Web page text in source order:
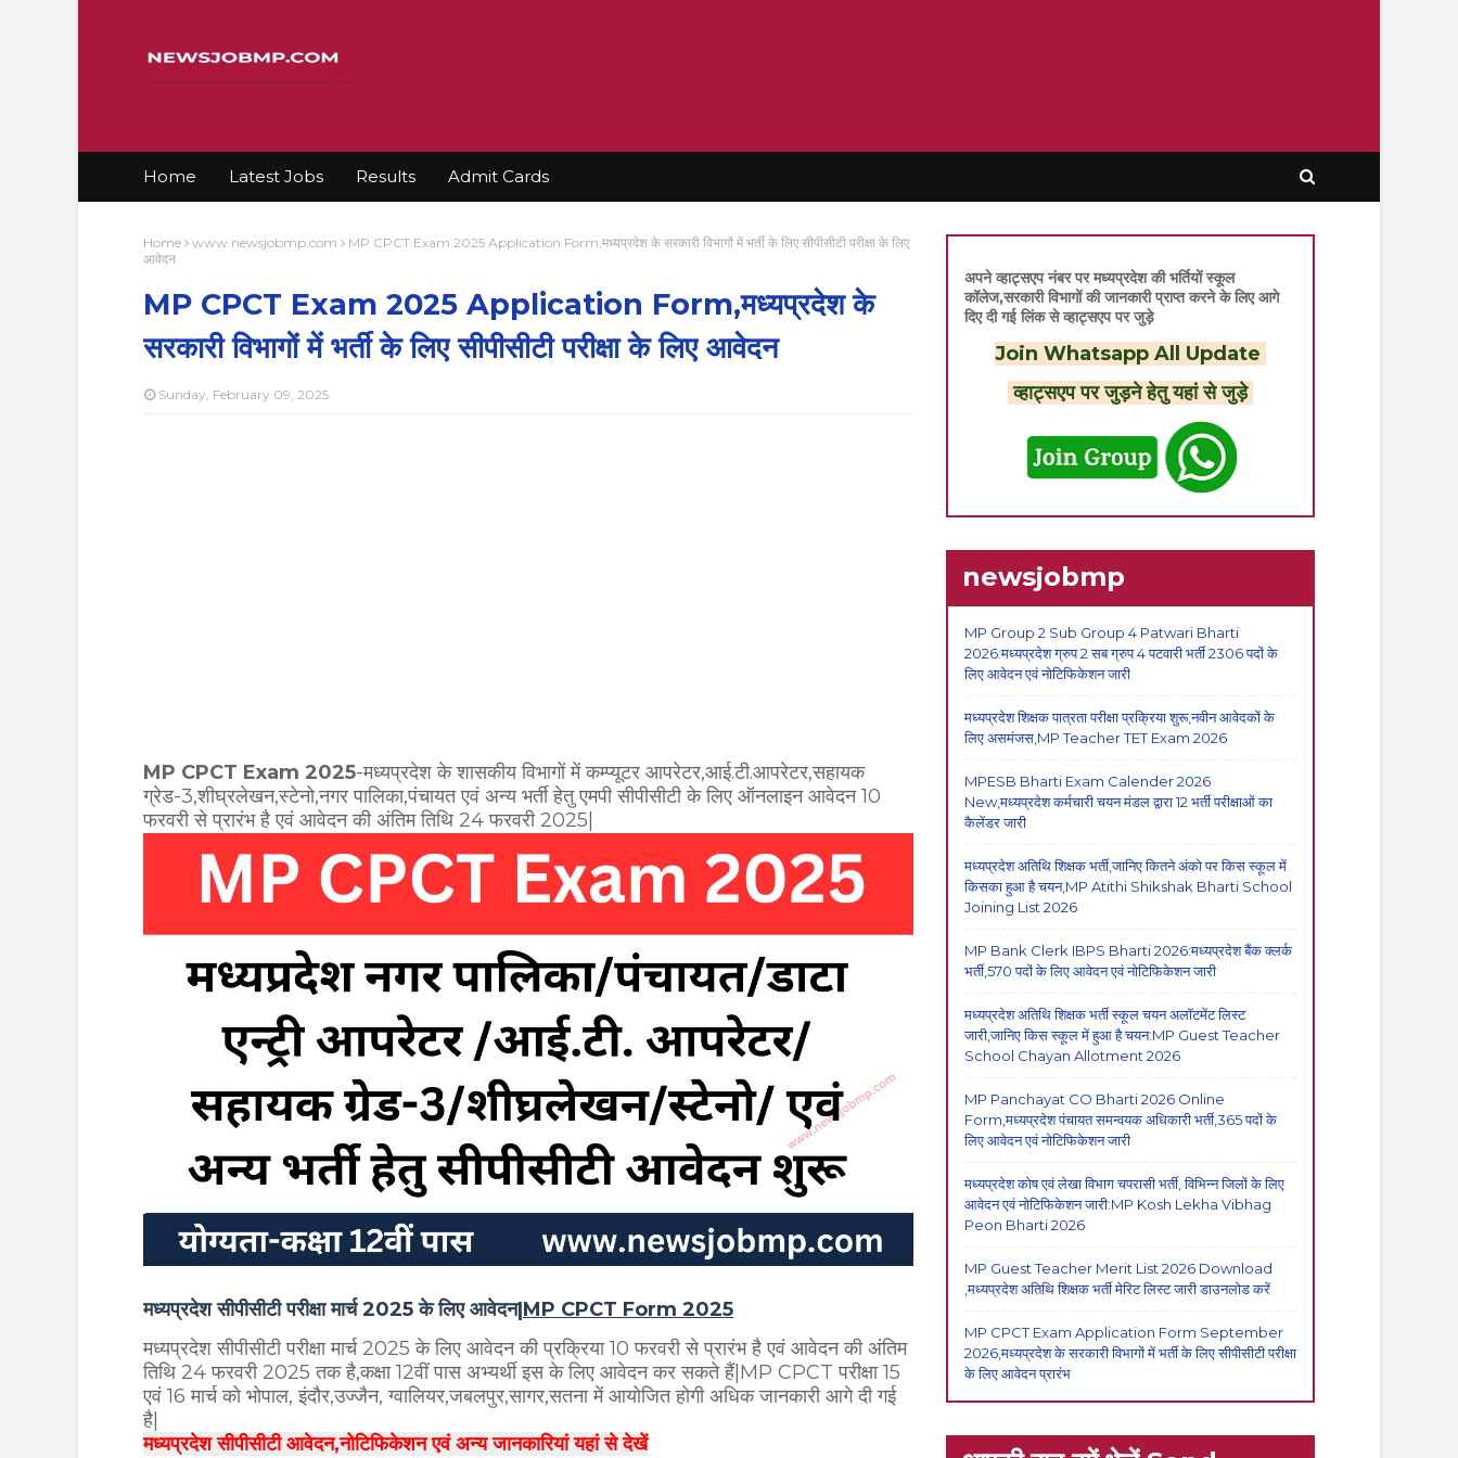
Home Latest Jobs Results Admit Cards
Home www.newsjobmp.com
MP CPCT Exam 2025 Application Form,मध्यप्रदेश के सरकारी विभागों में भर्ती के लिए सीपीसीटी परीक्षा के लिए
आवेदन
MP CPCT Exam 2025 Application Form,मध्यप्रदेश के
सरकारी विभागों में भर्ती के लिए सीपीसीटी परीक्षा के लिए आवेदन
Sunday, February 09, 2025
MP CPCT Exam 2025-मध्यप्रदेश के शासकीय विभागों में कम्प्यूटर आपरेटर,आई.टी.आपरेटर,सहायक
ग्रेड-3,शीघ्रलेखन,स्टेनो,नगर पालिका,पंचायत एवं अन्य भर्ती हेतु एमपी सीपीसीटी के लिए ऑनलाइन आवेदन 10
फरवरी से प्रारंभ है एवं आवेदन की अंतिम तिथि 24 फरवरी 2025|
मध्यप्रदेश सीपीसीटी परीक्षा मार्च 2025 के लिए आवेदन|MP CPCT Form 2025
मध्यप्रदेश सीपीसीटी परीक्षा मार्च 2025 के लिए आवेदन की प्रक्रिया 10 फरवरी से प्रारंभ है एवं आवेदन की अंतिम
तिथि 24 फरवरी 2025 तक है,कक्षा 12वीं पास अभ्यर्थी इस के लिए आवेदन कर सकते हैं|MP CPCT परीक्षा 15
एवं 16 मार्च को भोपाल, इंदौर,उज्जैन, ग्वालियर,जबलपुर,सागर,सतना में आयोजित होगी अधिक जानकारी आगे दी गई
है|
मध्यप्रदेश सीपीसीटी आवेदन,नोटिफिकेशन एवं अन्य जानकारियां यहां से देखें
अपने व्हाट्सएप नंबर पर मध्यप्रदेश की भर्तियों स्कूल
कॉलेज,सरकारी विभागों की जानकारी प्राप्त करने के लिए आगे
दिए दी गई लिंक से व्हाट्सएप पर जुड़े
Join Whatsapp All Update
व्हाट्सएप पर जुड़ने हेतु यहां से जुड़े
newsjobmp
MP Group 2 Sub Group 4 Patwari Bharti
2026:मध्यप्रदेश ग्रुप 2 सब ग्रुप 4 पटवारी भर्ती 2306 पदों के
लिए आवेदन एवं नोटिफिकेशन जारी
मध्यप्रदेश शिक्षक पात्रता परीक्षा प्रक्रिया शुरू,नवीन आवेदकों के
लिए असमंजस,MP Teacher TET Exam 2026
MPESB Bharti Exam Calender 2026
New,मध्यप्रदेश कर्मचारी चयन मंडल द्वारा 12 भर्ती परीक्षाओं का
कैलेंडर जारी
मध्यप्रदेश अतिथि शिक्षक भर्ती,जानिए कितने अंको पर किस स्कूल में
किसका हुआ है चयन,MP Atithi Shikshak Bharti School
Joining List 2026
MP Bank Clerk IBPS Bharti 2026:मध्यप्रदेश बैंक क्लर्क
भर्ती,570 पदों के लिए आवेदन एवं नोटिफिकेशन जारी
मध्यप्रदेश अतिथि शिक्षक भर्ती स्कूल चयन अलॉटमेंट लिस्ट
जारी,जानिए किस स्कूल में हुआ है चयन:MP Guest Teacher
School Chayan Allotment 2026
MP Panchayat CO Bharti 2026 Online
Form,मध्यप्रदेश पंचायत समन्वयक अधिकारी भर्ती,365 पदों के
लिए आवेदन एवं नोटिफिकेशन जारी
मध्यप्रदेश कोष एवं लेखा विभाग चपरासी भर्ती, विभिन्न जिलों के लिए
आवेदन एवं नोटिफिकेशन जारी:MP Kosh Lekha Vibhag
Peon Bharti 2026
MP Guest Teacher Merit List 2026 Download
,मध्यप्रदेश अतिथि शिक्षक भर्ती मेरिट लिस्ट जारी डाउनलोड करें
MP CPCT Exam Application Form September
2026,मध्यप्रदेश के सरकारी विभागों में भर्ती के लिए सीपीसीटी परीक्षा
के लिए आवेदन प्रारंभ